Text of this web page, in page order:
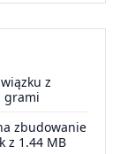
z
grami
zbudowanie
z 1.44 MB